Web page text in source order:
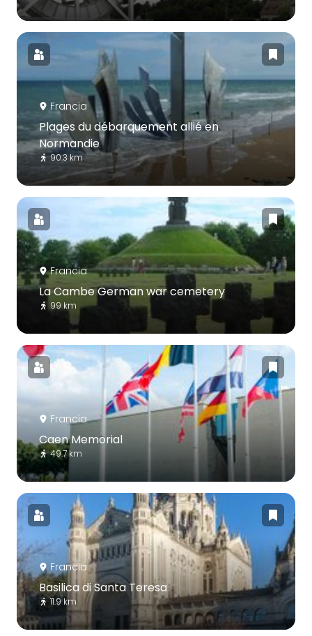
Francia
Plages du débarquement allié en
Normandie
90.3 km
Francia
La Cambe German war cemetery
99 km
Francia
Caen Memorial
49.7 km
Francia
Basilica di Santa Teresa
11.9 km